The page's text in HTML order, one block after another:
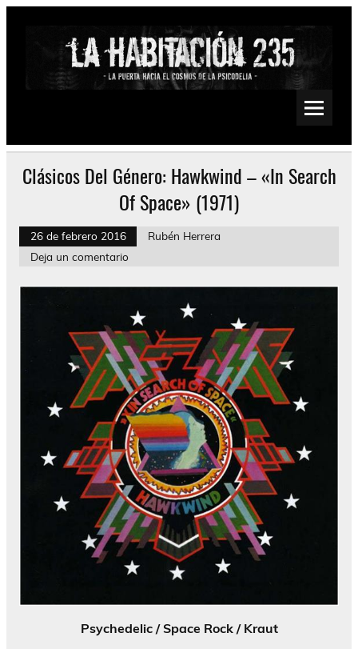
Saltar
Psychedelic, Stoner, Doom, Sludge, Fuzz, Space, Drone
Clásicos Del Género: Hawkwind – «In Search
Of Space» (1971)
26 de febrero 2016
Rubén Herrera
Deja un comentario
Psychedelic / Space Rock / Kraut